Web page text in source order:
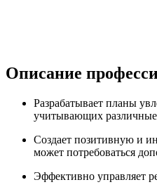
Описание
Разрабатывает планы
учитывающих различные
Создает позитивную и
может потребоваться
Эффективно управляет